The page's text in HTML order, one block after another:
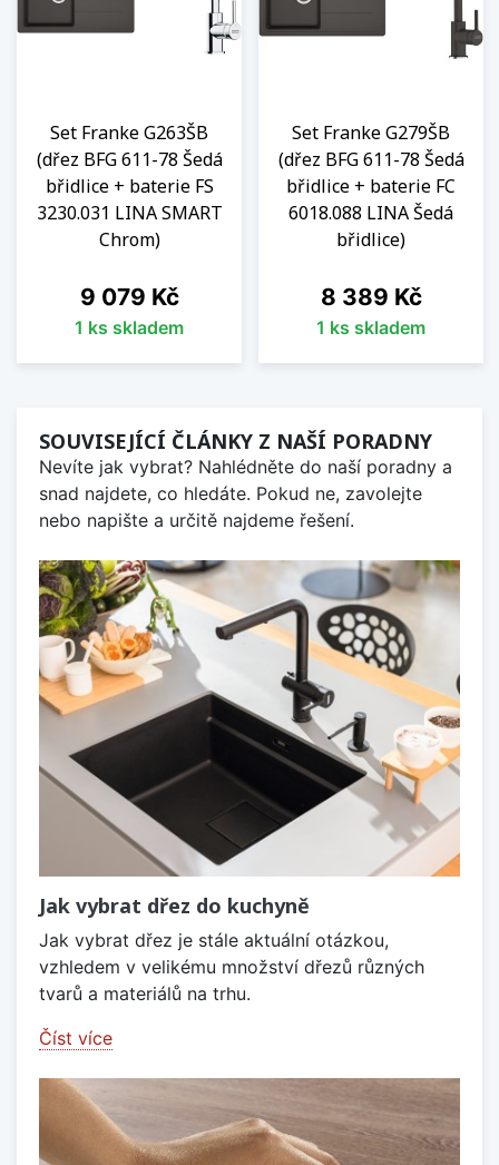
Set Franke G263ŠB
(dřez BFG 611-78 Šedá
břidlice + baterie FS
3230.031 LINA SMART
Chrom)
Cena
9 079 Kč
1 ks skladem
Set Franke G279ŠB
(dřez BFG 611-78 Šedá
břidlice + baterie FC
6018.088 LINA Šedá
břidlice)
Cena
8 389 Kč
1 ks skladem
SOUVISEJÍCÍ ČLÁNKY Z NAŠÍ PORADNY
Nevíte jak vybrat? Nahlédněte do naší poradny a
snad najdete, co hledáte. Pokud ne, zavolejte
nebo napište a určitě najdeme řešení.
Jak vybrat dřez do kuchyně
Jak vybrat dřez je stále aktuální otázkou,
vzhledem v velikému množství dřezů různých
tvarů a materiálů na trhu.
Číst více